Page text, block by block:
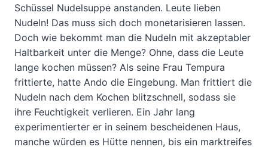
Schüssel Nudelsuppe anstanden. Leute lieben
Nudeln! Das muss sich doch monetarisieren lassen.
Doch wie bekommt man die Nudeln mit akzeptabler
Haltbarkeit unter die Menge? Ohne, dass die Leute
lange kochen müssen? Als seine Frau Tempura
frittierte, hatte Ando die Eingebung. Man frittiert die
Nudeln nach dem Kochen blitzschnell, sodass sie
ihre Feuchtigkeit verlieren. Ein Jahr lang
experimentierter er in seinem bescheidenen Haus,
manche würden es Hütte nennen, bis ein marktreifes